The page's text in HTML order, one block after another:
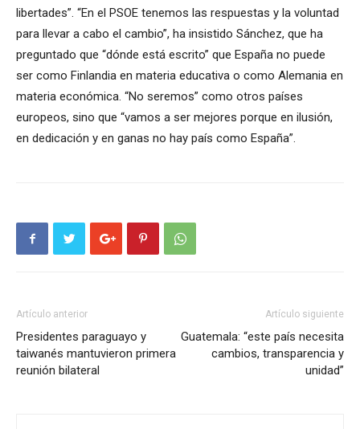
libertades”. “En el PSOE tenemos las respuestas y la voluntad
para llevar a cabo el cambio”, ha insistido Sánchez, que ha
preguntado que “dónde está escrito” que España no puede
ser como Finlandia en materia educativa o como Alemania en
materia económica. “No seremos” como otros países
europeos, sino que “vamos a ser mejores porque en ilusión,
en dedicación y en ganas no hay país como España”.
Artículo anterior
Presidentes paraguayo y
taiwanés mantuvieron primera
reunión bilateral
Artículo siguiente
Guatemala: “este país necesita
cambios, transparencia y
unidad”